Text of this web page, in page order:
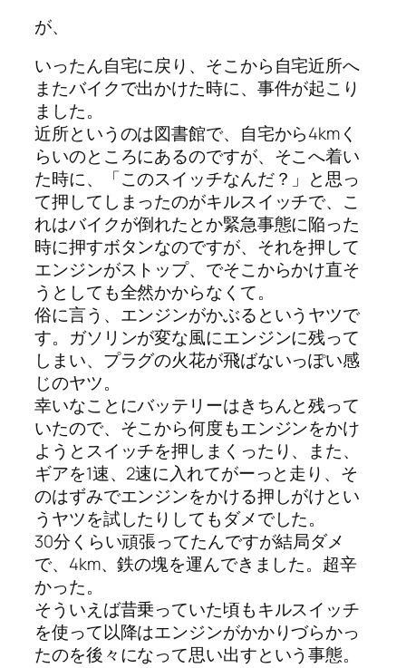
が、
いったん自宅に戻り、そこから自宅近所へ
またバイクで出かけた時に、事件が起こり
ました。
近所というのは図書館で、自宅から4kmく
らいのところにあるのですが、そこへ着い
た時に、「このスイッチなんだ？」と思っ
て押してしまったのがキルスイッチで、こ
れはバイクが倒れたとか緊急事態に陥った
時に押すボタンなのですが、それを押して
エンジンがストップ、でそこからかけ直そ
うとしても全然かからなくて。
俗に言う、エンジンがかぶるというヤツで
す。ガソリンが変な風にエンジンに残って
しまい、プラグの火花が飛ばないっぽい感
じのヤツ。
幸いなことにバッテリーはきちんと残って
いたので、そこから何度もエンジンをかけ
ようとスイッチを押しまくったり、また、
ギアを1速、2速に入れてがーっと走り、そ
のはずみでエンジンをかける押しがけとい
うヤツを試したりしてもダメでした。
30分くらい頑張ってたんですが結局ダメ
で、4km、鉄の塊を運んできました。超辛
かった。
そういえば昔乗っていた頃もキルスイッチ
を使って以降はエンジンがかかりづらかっ
たのを後々になって思い出すという事態。